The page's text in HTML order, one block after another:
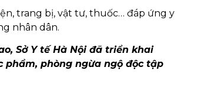
trang bị, vật tư, thuốc… đáp ứng y
nhân dân.
Sở Y tế Hà Nội đã triển khai
phòng ngừa ngộ độc tập